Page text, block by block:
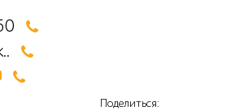
Поделиться: